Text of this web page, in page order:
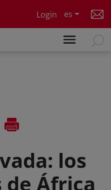
Login
es
los
África